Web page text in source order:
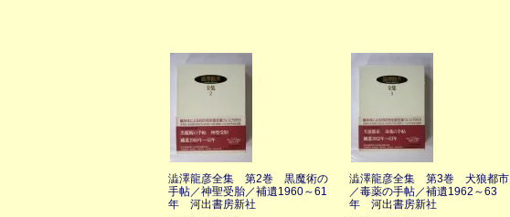
澁澤龍彦全集 第2巻 黒魔術の
手帖／神聖受胎／補遺1960～61
年 河出書房新社
澁澤龍彦全集 第3巻 犬狼都市
／毒薬の手帖／補遺1962～63
年 河出書房新社